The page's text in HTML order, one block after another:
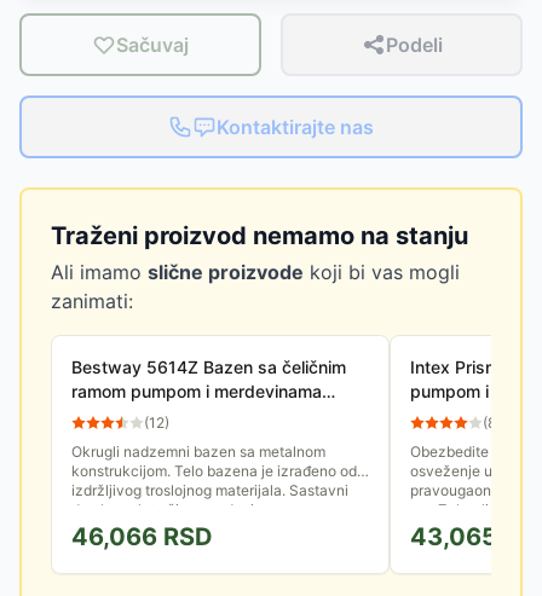
Sačuvaj Podeli
Kontaktirajte nas
Traženi proizvod nemamo na stanju
Ali imamo slične proizvode koji bi vas mogli
zanimati:
Bestway 5614Z Bazen sa čeličnim
ramom pumpom i merdevinama
4.27m x 1.07m
(12)
Okrugli nadzemni bazen sa metalnom
konstrukcijom. Telo bazena je izrađeno od
izdržljivog troslojnog materijala. Sastavni
deo kompleta čine merdevine...
46,066 RSD
Intex Prism
pumpom i
26788NP(8
Obezbedite
osveženje uz Intex
pravougaoni
cm. Zahvaljujući
43,065